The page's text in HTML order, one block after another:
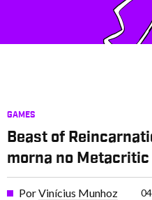
GAMES
Beast of
morna no Metacritic
PorVinícius Munhoz